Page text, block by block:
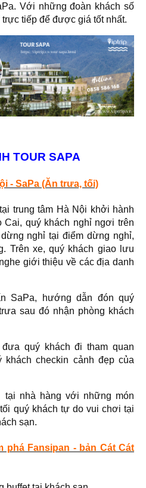
Với những đoàn khách số
tiếp để được giá tốt nhất.
TOUR SAPA
- SaPa (Ăn trưa, tối)
trung tâm Hà Nội khởi hành
Cai, quý khách nghỉ ngơi trên
nghỉ tại điểm dừng nghỉ,
Trên xe, quý khách giao lưu
giới thiệu về các địa danh
SaPa, hướng dẫn đón quý
sau đó nhận phòng khách
quý khách đi tham quan
khách checkin cảnh đẹp của
tại nhà hàng với những món
quý khách tự do vui chơi tại
sạn.
phá Fansipan - bản Cát Cát